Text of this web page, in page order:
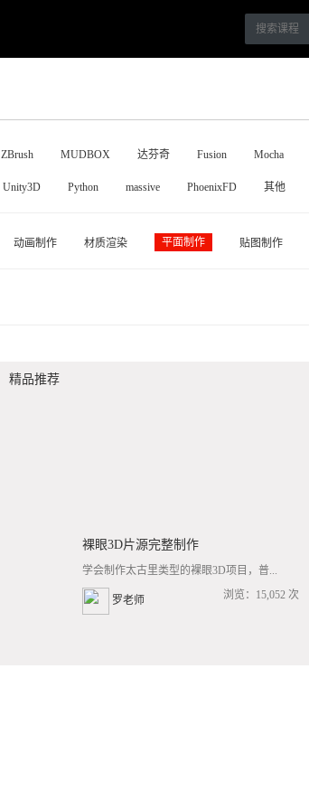
ZBrush MUDBOX 达芬奇 Fusion Mocha
Unity3D Python massive PhoenixFD 其他
动画制作 材质渲染 平面制作 贴图制作
精品推荐
裸眼3D片源完整制作
学会制作太古里类型的裸眼3D项目，普...
罗老师 浏览：15,052 次